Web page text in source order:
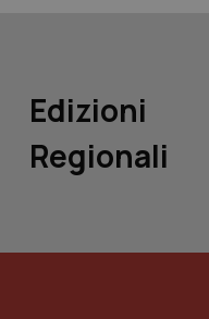
Edizioni
Regionali